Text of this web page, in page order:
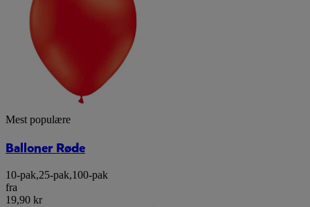
Mest populære
Balloner Røde
10-pak,25-pak,100-pak
fra
19,90 kr